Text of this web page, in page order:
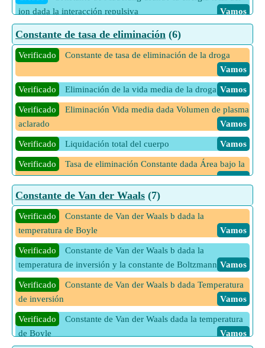
capacidad calorífica concentrada
Vamos
Verificado
Tiempo que tarda el objeto en calentarse o
enfriarse mediante el método de capacidad calorífica
concentrada
Vamos
3 Más calculadoras de Conducción de calor en estado no
estacionario
Vamos
11 Más calculadoras de Conductancia y conductividad
ion dada la interacción repulsiva
Vamos
Creado
Constante de Madelung utilizando energía total de
iones
Vamos
Constante de Madelung utilizando la ecuación de
Vamos
iones dada la distancia
Vamos
Creado Energía Madelung Vamos
Constante de tasa de eliminación (6)
Verificado
Constante de tasa de eliminación de la droga
Vamos
Verificado Eliminación de la vida media de la droga Vamos
Verificado
Eliminación Vida media dada Volumen de plasma
aclarado
Vamos
Verificado Liquidación total del cuerpo Vamos
Verificado
Tasa de eliminación Constante dada Área bajo la
curva
Vamos
Verificado
Tasa de eliminación Constante dado Volumen de
plasma eliminado
Constante de Van der Waals (7)
Verificado
Constante de Van der Waals b dada la
temperatura de Boyle
Vamos
Verificado
Constante de Van der Waals b dada la
temperatura de inversión y la constante de Boltzmann Vamos
Verificado
Constante de Van der Waals b dada Temperatura
de inversión
Vamos
Verificado
Constante de Van der Waals dada la temperatura
de Boyle
Vamos